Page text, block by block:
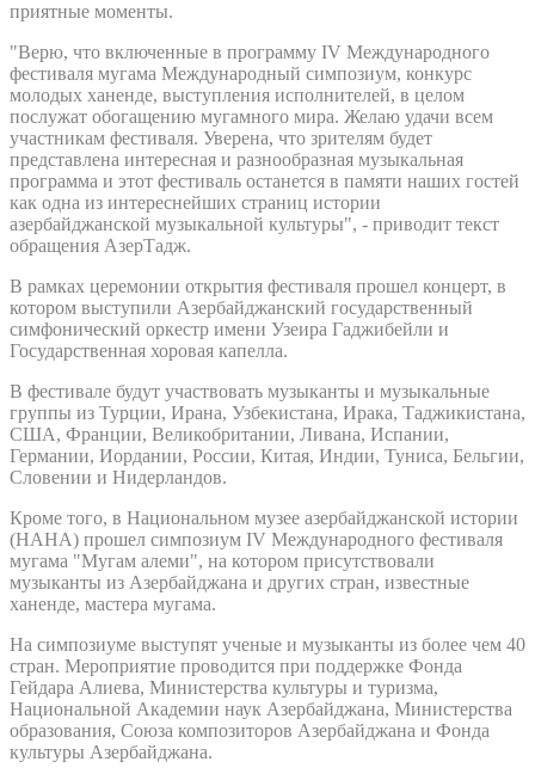
приятные моменты.
"Верю, что включенные в программу IV Международного
фестиваля мугама Международный симпозиум, конкурс
молодых ханенде, выступления исполнителей, в целом
послужат обогащению мугамного мира. Желаю удачи всем
участникам фестиваля. Уверена, что зрителям будет
представлена интересная и разнообразная музыкальная
программа и этот фестиваль останется в памяти наших гостей
как одна из интереснейших страниц истории
азербайджанской музыкальной культуры", - приводит текст
обращения АзерТадж.
В рамках церемонии открытия фестиваля прошел концерт, в
котором выступили Азербайджанский государственный
симфонический оркестр имени Узеира Гаджибейли и
Государственная хоровая капелла.
В фестивале будут участвовать музыканты и музыкальные
группы из Турции, Ирана, Узбекистана, Ирака, Таджикистана,
США, Франции, Великобритании, Ливана, Испании,
Германии, Иордании, России, Китая, Индии, Туниса, Бельгии,
Словении и Нидерландов.
Кроме того, в Национальном музее азербайджанской истории
(НАНА) прошел симпозиум IV Международного фестиваля
мугама "Мугам алеми", на котором присутствовали
музыканты из Азербайджана и других стран, известные
ханенде, мастера мугама.
На симпозиуме выступят ученые и музыканты из более чем 40
стран. Мероприятие проводится при поддержке Фонда
Гейдара Алиева, Министерства культуры и туризма,
Национальной Академии наук Азербайджана, Министерства
образования, Союза композиторов Азербайджана и Фонда
культуры Азербайджана.